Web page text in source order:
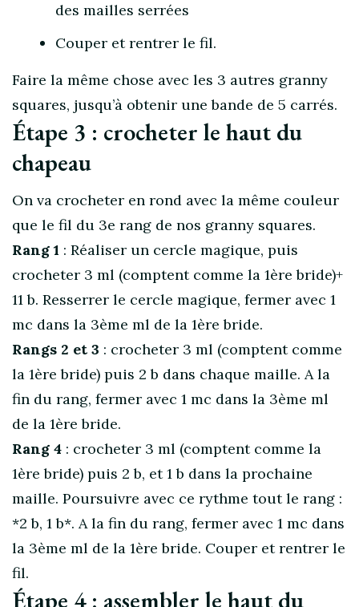
des mailles serrées
Couper et rentrer le fil.
Faire la même chose avec les 3 autres granny
squares, jusqu’à obtenir une bande de 5 carrés.
Étape 3 : crocheter le haut du
chapeau
On va crocheter en rond avec la même couleur
que le fil du 3e rang de nos granny squares.
Rang 1 : Réaliser un cercle magique, puis
crocheter 3 ml (comptent comme la 1ère bride)+
11 b. Resserrer le cercle magique, fermer avec 1
mc dans la 3ème ml de la 1ère bride.
Rangs 2 et 3 : crocheter 3 ml (comptent comme
la 1ère bride) puis 2 b dans chaque maille. A la
fin du rang, fermer avec 1 mc dans la 3ème ml
de la 1ère bride.
Rang 4 : crocheter 3 ml (comptent comme la
1ère bride) puis 2 b, et 1 b dans la prochaine
maille. Poursuivre avec ce rythme tout le rang :
*2 b, 1 b*. A la fin du rang, fermer avec 1 mc dans
la 3ème ml de la 1ère bride. Couper et rentrer le
fil.
Étape 4 : assembler le haut du